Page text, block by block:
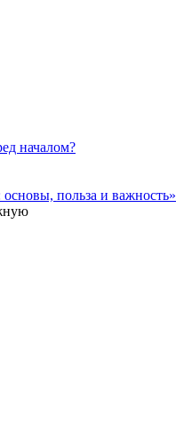
началом?
польза и важность»